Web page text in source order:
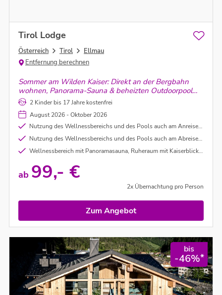
Tirol Lodge
Österreich Tirol
Ellmau
Entfernung berechnen
Sommer am Wilden Kaiser: Direkt an der Bergbahn
wohnen, Panorama-Sauna & beheizten Outdoorpool
genießen – dazu zwei Kinder gratis. Bergabenteuer
und Entspannung perfekt kombiniert.
2 Kinder bis 17 Jahre kostenfrei
August 2026 - Oktober 2026
Nutzung des Wellnessbereichs und des Pools auch am Anreisetag vor dem Check In
Nutzung des Wellnessbereichs und des Pools auch am Abreisetag nach dem Check Out
Wellnessbereich mit Panoramasauna, Ruheraum mit Kaiserblick und Beheizter Außenpool
ab 99,- €
2x Übernachtung pro Person
Zum Angebot
bis
-46%*